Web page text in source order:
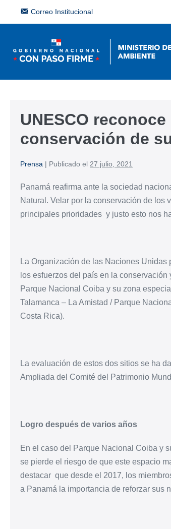
Correo Institucional
UNESCO
conservación de
Prensa | Publicado el 27 julio, 2021
Panamá reafirma ante la sociedad
Natural. Velar por la conservación de los
principales prioridades y justo esto nos
La Organización de las Naciones
los esfuerzos del país en la
Parque Nacional Coiba y su zona
Talamanca – La Amistad / Parque
Costa Rica).
La evaluación de estos dos sitios se ha
Ampliada del Comité del Patrimonio
Logro después de varios años
En el caso del Parque Nacional Coiba y
se pierde el riesgo de que este espacio
destacar que desde el 2017, los
a Panamá la importancia de reforzar sus